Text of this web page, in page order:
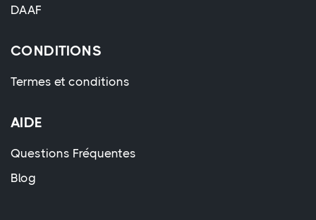
DAAF
CONDITIONS
Termes et conditions
AIDE
Questions Fréquentes
Blog